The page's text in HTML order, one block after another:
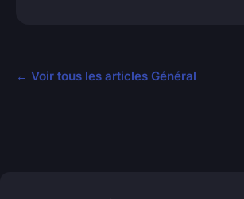
← Voir tous les articles Général